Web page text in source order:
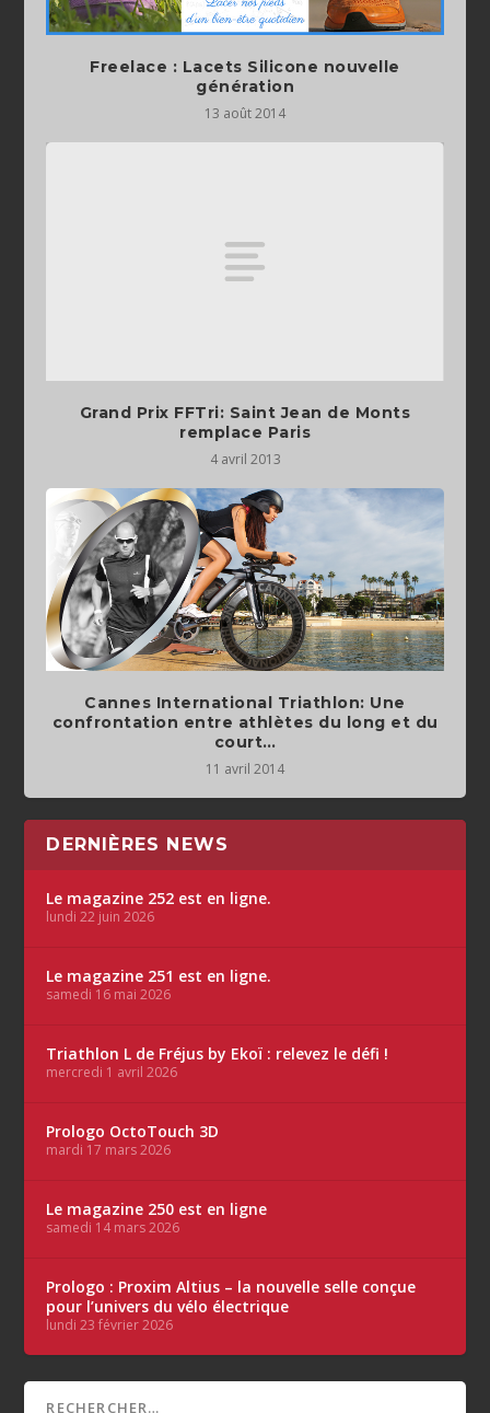
Freelace : Lacets Silicone nouvelle
génération
13 août 2014
Grand Prix FFTri: Saint Jean de Monts
remplace Paris
4 avril 2013
Cannes International Triathlon: Une
confrontation entre athlètes du long et du
court…
11 avril 2014
DERNIÈRES NEWS
Le magazine 252 est en ligne.
lundi 22 juin 2026
Le magazine 251 est en ligne.
samedi 16 mai 2026
Triathlon L de Fréjus by Ekoï : relevez le défi !
mercredi 1 avril 2026
Prologo OctoTouch 3D
mardi 17 mars 2026
Le magazine 250 est en ligne
samedi 14 mars 2026
Prologo : Proxim Altius – la nouvelle selle conçue
pour l’univers du vélo électrique
lundi 23 février 2026